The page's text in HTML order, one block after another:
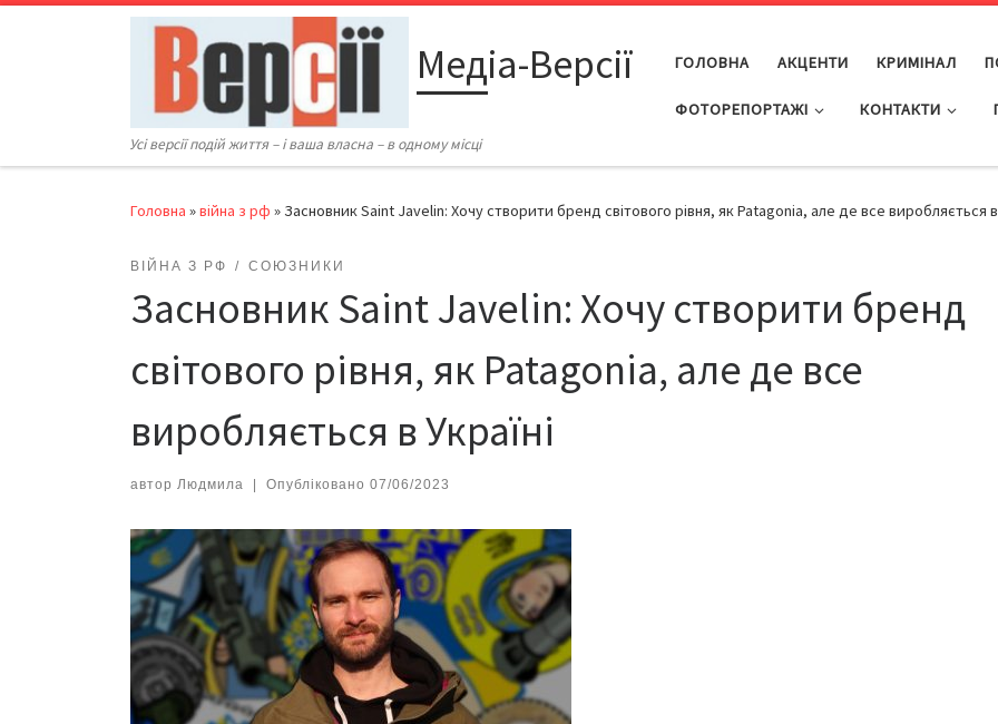
Перейти до вмісту
Медіа-Версії
Усі версії подій життя – і ваша власна – в одному місці
ГОЛОВНА АКЦЕНТИ КРИМІНАЛ
ФОТОРЕПОРТАЖІ КОНТАКТИ
Головна »війна з рф » Засновник Saint Javelin: Хочу створити бренд світового рівня, як Patagonia, але де все виробляється в
ВІЙНА З РФ СОЮЗНИКИ
Засновник Saint Javelin: Хочу створити бренд
світового рівня, як Patagonia, але де все
виробляється в Україні
автор Людмила Опубліковано 07/06/2023